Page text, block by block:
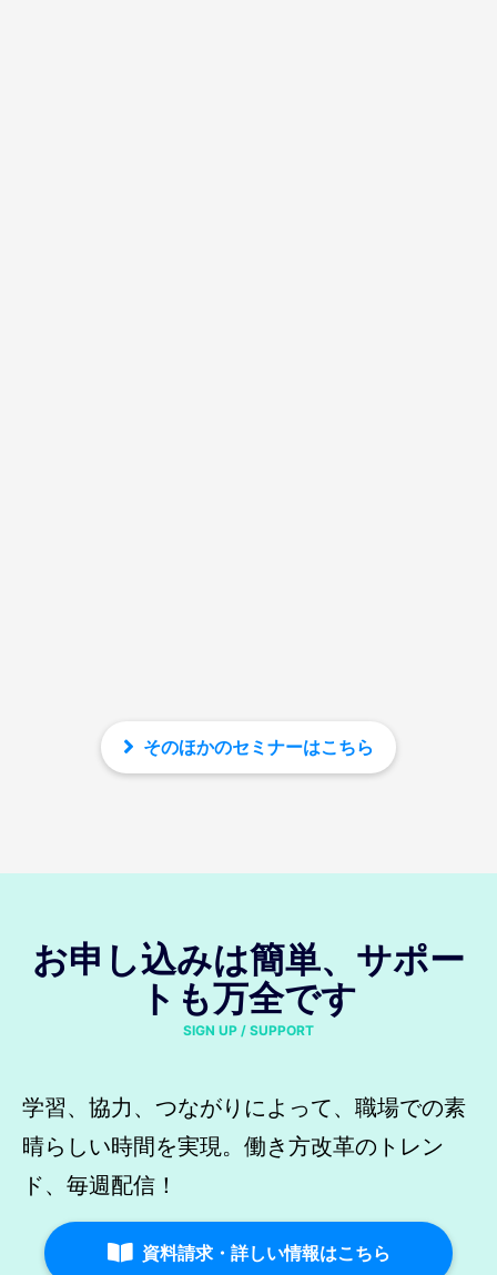
そのほかのセミナーはこちら
お申し込みは簡単、サポー
トも万全です
SIGN UP / SUPPORT
学習、協力、つながりによって、職場での素
晴らしい時間を実現。働き方改革のトレン
ド、毎週配信！
資料請求・詳しい情報はこちら